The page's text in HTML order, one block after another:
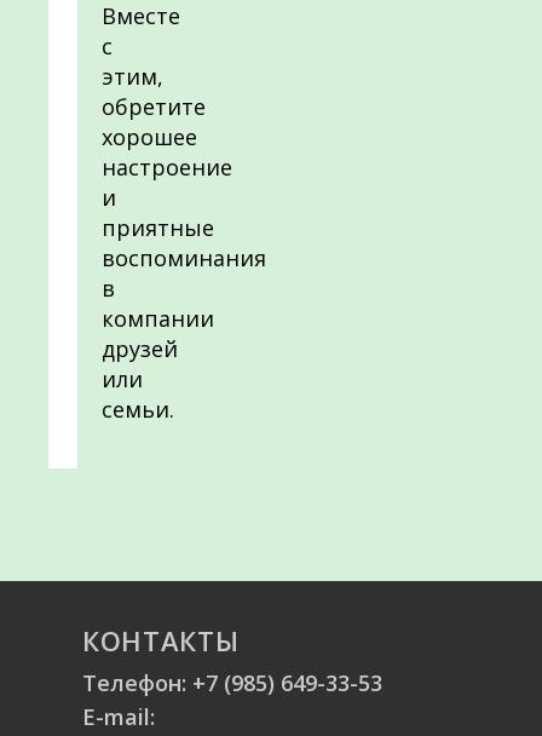
Вместе
с
этим,
обретите
хорошее
настроение
и
приятные
воспоминания
в
компании
друзей
или
семьи.
КОНТАКТЫ
Телефон: +7 (985) 649-33-53
E-mail: